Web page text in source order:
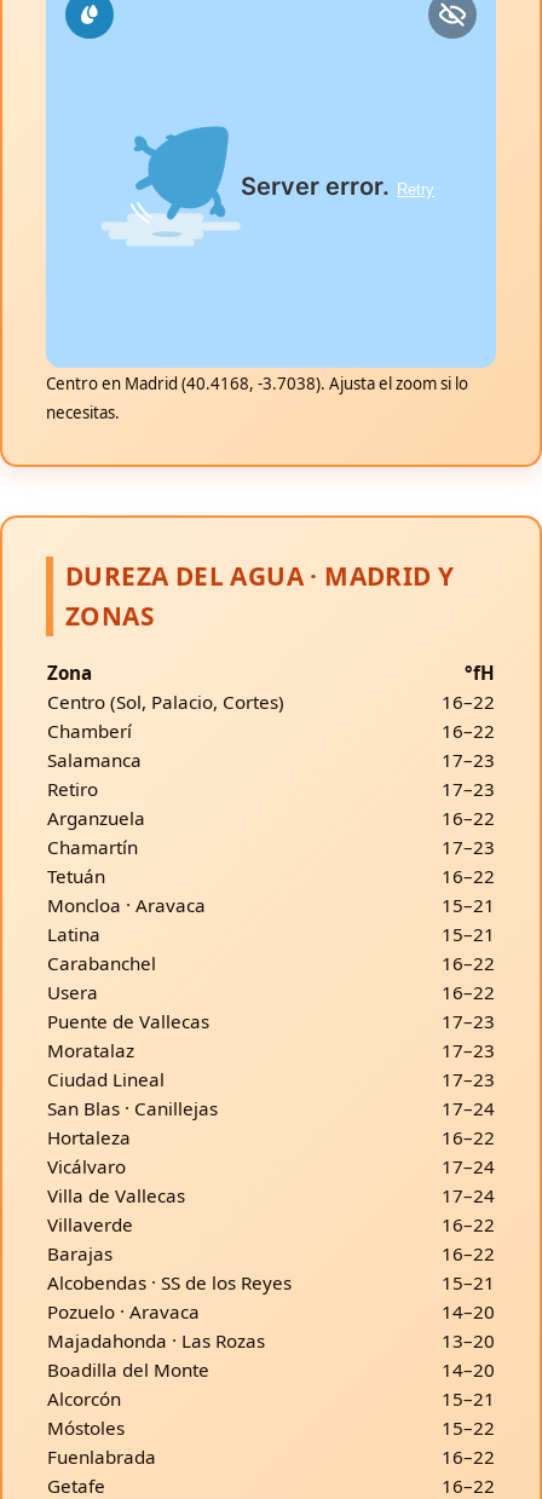
Centro en Madrid (40.4168, -3.7038). Ajusta el zoom si lo
necesitas.
DUREZA DEL AGUA · MADRID Y
ZONAS
Zona
°fH
Centro (Sol, Palacio, Cortes)
16–22
Chamberí
16–22
Salamanca
17–23
Retiro
17–23
Arganzuela
16–22
Chamartín
17–23
Tetuán
16–22
Moncloa · Aravaca
15–21
Latina
15–21
Carabanchel
16–22
Usera
16–22
Puente de Vallecas
17–23
Moratalaz
17–23
Ciudad Lineal
17–23
San Blas · Canillejas
17–24
Hortaleza
16–22
Vicálvaro
17–24
Villa de Vallecas
17–24
Villaverde
16–22
Barajas
16–22
Alcobendas · SS de los Reyes
15–21
Pozuelo · Aravaca
14–20
Majadahonda · Las Rozas
13–20
Boadilla del Monte
14–20
Alcorcón
15–21
Móstoles
15–22
Fuenlabrada
16–22
Getafe
16–22